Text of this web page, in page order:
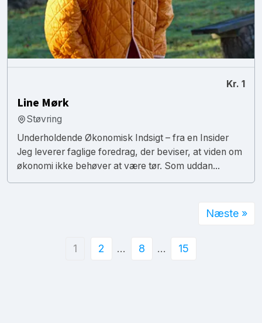
Kr. 1
Line Mørk
Støvring
Underholdende Økonomisk Indsigt – fra en Insider
Jeg leverer faglige foredrag, der beviser, at viden om
økonomi ikke behøver at være tør. Som uddan...
1 2 … 8 … 15
Næste »